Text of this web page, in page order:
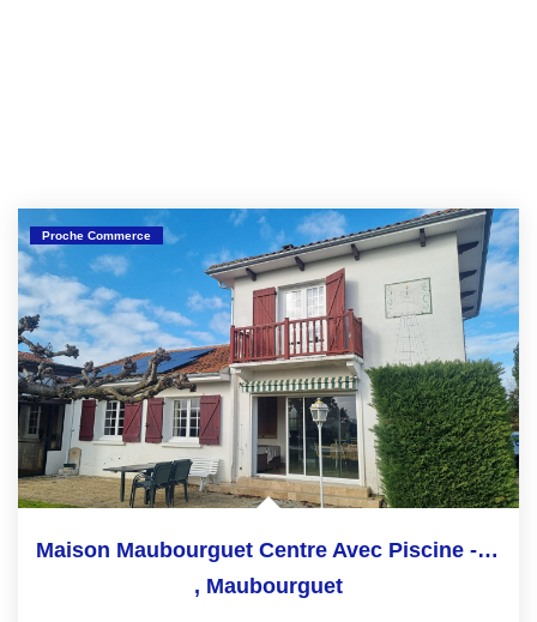
Proche Commerce
Maison Maubourguet Centre Avec Piscine - 2 Chambres 1...
, Maubourguet